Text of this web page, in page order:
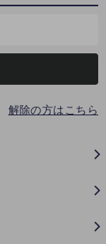
解除の方はこちら